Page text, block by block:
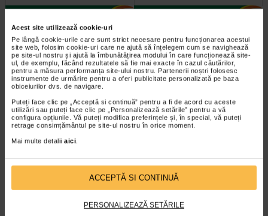
Acest site utilizează cookie-uri
Pe lângă cookie-urile care sunt strict necesare pentru funcționarea acestui
site web, folosim cookie-uri care ne ajută să înțelegem cum se navighează
pe site-ul nostru și ajută la îmbunătățirea modului în care funcționează site-
ul, de exemplu, făcând rezultatele să fie mai exacte în cazul căutărilor,
pentru a măsura performanța site-ului nostru. Partenerii noștri folosesc
instrumente de urmărire pentru a oferi publicitate personalizată pe baza
obiceiurilor dvs. de navigare.
Puteți face clic pe „Acceptă si continuă” pentru a fi de acord cu aceste
utilizări sau puteți face clic pe „Personalizează setările” pentru a vă
configura opțiunile. Vă puteți modifica preferințele și, în special, vă puteți
retrage consimțământul pe site-ul nostru în orice moment.
Mai multe detalii aici.
ACCEPTĂ SI CONTINUĂ
PERSONALIZEAZĂ SETĂRILE
ACNESTIL Crema H BIOME
Este o crema conceputa pentru
tenul sensibil si predispus la
acnee, afectat de tratamentele…
-40%
Gel cu textura lejera, a carui
formula contine prebiotice si
postbiotice, care contribuie la…